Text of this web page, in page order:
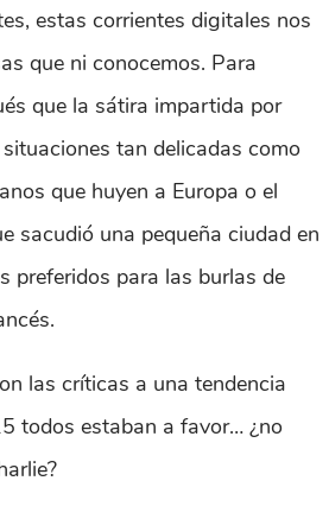
estas corrientes digitales nos
que ni conocemos. Para
que la sátira impartida por
tan delicadas como
que huyen a Europa o el
sacudió una pequeña ciudad en
preferidos para las burlas de
las críticas a una tendencia
todos estaban a favor… ¿no